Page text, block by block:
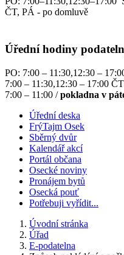
ČT, PÁ - po domluvě
Úřední hodiny
PO: 7:00 – 11:30,12:30 –
7:00 – 11:30,12:30 – 17:00
7:00 – 11:00 /pokladna v
Úřední deska
FrýTajm Osek
Sběrný dvůr
Kalendář akcí
Portál občana
Osecké noviny
Pronájem bytů
Osecká pouť
Potřebuji vyřídit...
Úvodní stránka
Úřad
E-podatelna